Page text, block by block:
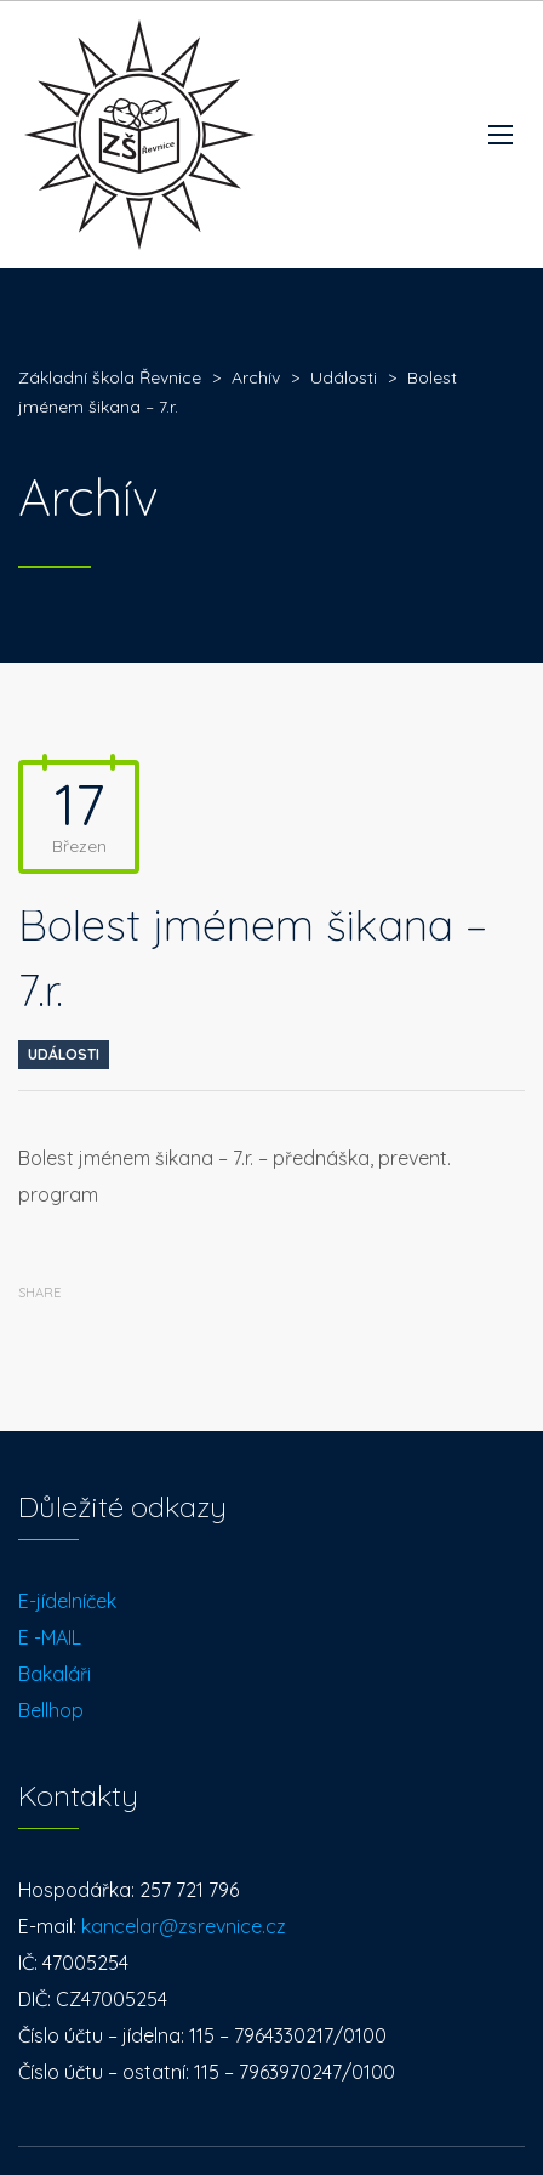
Základní škola Řevnice > Archív > Události > Bolest
jménem šikana – 7.r.
Archív
17
Březen
Bolest jménem šikana –
7.r.
UDÁLOSTI
Bolest jménem šikana – 7.r. – přednáška, prevent.
program
SHARE
Důležité odkazy
E-jídelníček
E -MAIL
Bakaláři
Bellhop
Kontakty
Hospodářka: 257 721 796
E-mail: kancelar@zsrevnice.cz
IČ: 47005254
DIČ: CZ47005254
Číslo účtu – jídelna: 115 – 7964330217/0100
Číslo účtu – ostatní: 115 – 7963970247/0100